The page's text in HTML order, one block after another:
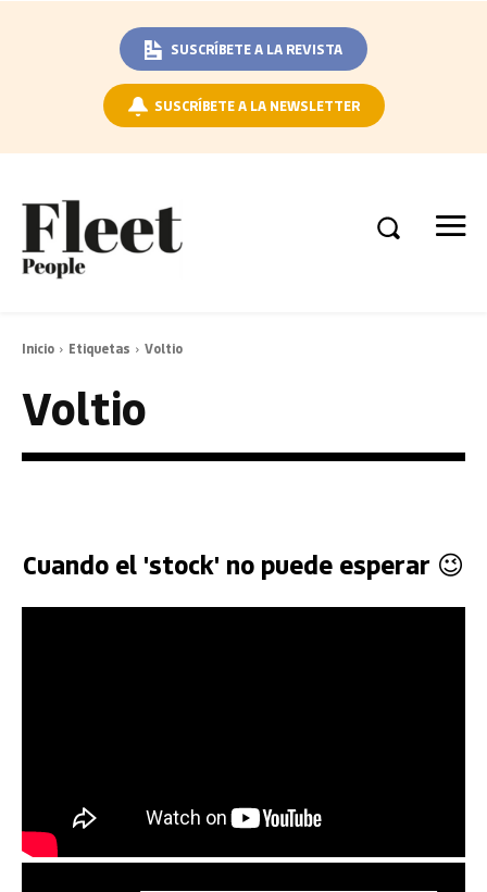
SUSCRÍBETE A LA REVISTA
SUSCRÍBETE A LA NEWSLETTER
Inicio Etiquetas Voltio
Voltio
Cuando el 'stock' no puede esperar 😉